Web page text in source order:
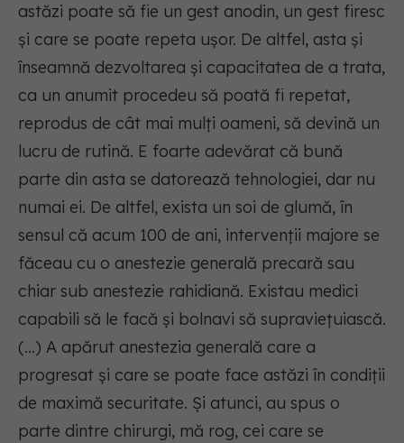
astăzi poate să fie un gest anodin, un gest firesc
și care se poate repeta ușor. De altfel, asta și
înseamnă dezvoltarea și capacitatea de a trata,
ca un anumit procedeu să poată fi repetat,
reprodus de cât mai mulți oameni, să devină un
lucru de rutină. E foarte adevărat că bună
parte din asta se datorează tehnologiei, dar nu
numai ei. De altfel, exista un soi de glumă, în
sensul că acum 100 de ani, intervenții majore se
făceau cu o anestezie generală precară sau
chiar sub anestezie rahidiană. Existau medici
capabili să le facă și bolnavi să supraviețuiască.
(...) A apărut anestezia generală care a
progresat și care se poate face astăzi în condiții
de maximă securitate. Și atunci, au spus o
parte dintre chirurgi, mă rog, cei care se